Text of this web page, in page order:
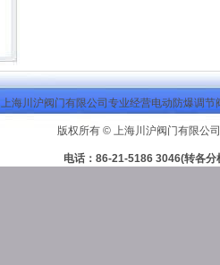
上海川沪阀门有限公司专业经营电动防爆调
版权所有 © 上海川沪阀门有限公
电话：86-21-5186 3046(转各